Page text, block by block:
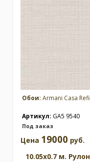
Обои: Armani Casa
Артикул: GA5 9540
Под заказ
Цена 19000 руб.
10.05x0.7 м.